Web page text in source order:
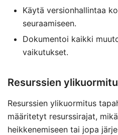
Käytä versionhallintaa
seuraamiseen.
Dokumentoi kaikki
vaikutukset.
Resurssien
Resurssien ylikuormitus
määritetyt resurssirajat,
heikkenemiseen tai jopa